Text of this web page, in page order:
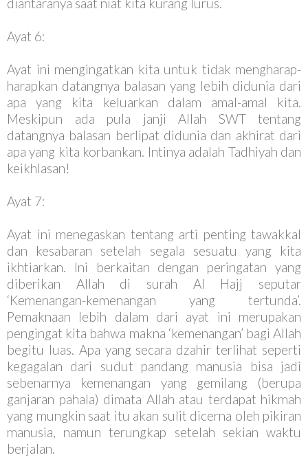
Ayat 6:
Ayat ini mengingatkan kita untuk tidak mengharap-
harapkan datangnya balasan yang lebih didunia dari
apa yang kita keluarkan dalam amal-amal kita.
Meskipun ada pula janji Allah SWT tentang
datangnya balasan berlipat didunia dan akhirat dari
apa yang kita korbankan. Intinya adalah Tadhiyah dan
keikhlasan!
Ayat 7:
Ayat ini menegaskan tentang arti penting tawakkal
dan kesabaran setelah segala sesuatu yang kita
ikhtiarkan. Ini berkaitan dengan peringatan yang
diberikan Allah di surah Al Hajj seputar
‘Kemenangan-kemenangan yang tertunda’.
Pemaknaan lebih dalam dari ayat ini merupakan
pengingat kita bahwa makna ‘kemenangan’ bagi Allah
begitu luas. Apa yang secara dzahir terlihat seperti
kegagalan dari sudut pandang manusia bisa jadi
sebenarnya kemenangan yang gemilang (berupa
ganjaran pahala) dimata Allah atau terdapat hikmah
yang mungkin saat itu akan sulit dicerna oleh pikiran
manusia, namun terungkap setelah sekian waktu
berjalan.